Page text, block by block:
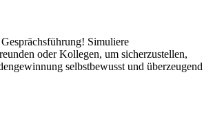
Simuliere
oder Kollegen, um sicherzustellen,
selbstbewusst und überzeugend